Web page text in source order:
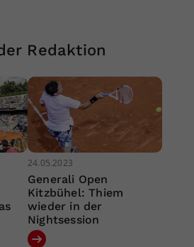
Redaktion
24.05.2023
Generali Open
Kitzbühel: Thiem
wieder in der
Nightsession